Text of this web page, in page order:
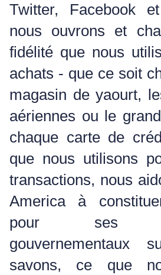
Twitter, Facebook
nous ouvrons et
fidélité que nous
achats - que ce soit
magasin de yaourt,
aériennes ou le
chaque carte de
que nous utilisons
transactions, nous
America à
pour ses
gouvernementaux
savons, ce que